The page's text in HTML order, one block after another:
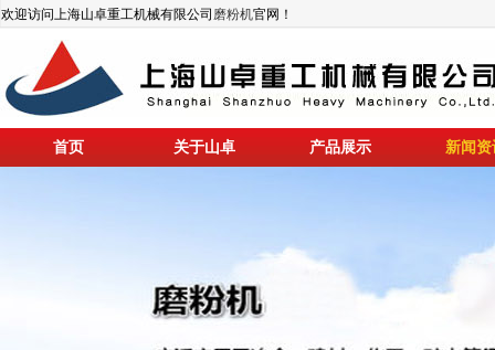
欢迎访问上海山卓重工机械有限公司 磨粉机官网！
首页 关于山卓 产品展示 新闻资